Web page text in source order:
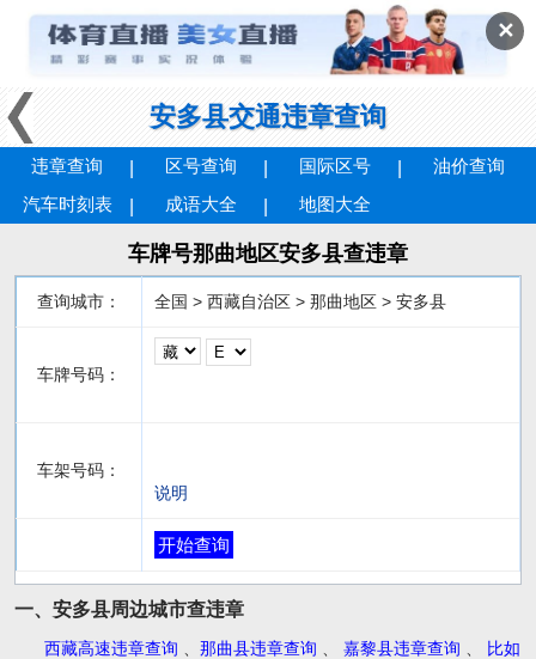
✕
安多县交通违章查询
违章查询 区号查询 国际区号
油价查询
汽车时刻表
成语大全 地图大全
车牌号那曲地区安多县查违章
查询城市： 全国 > 西藏自治区 > 那曲地区 > 安多县
车牌号码：
车架号码：
说明
开始查询
一、安多县周边城市查违章
西藏高速违章查询 那曲县违章查询 嘉黎县违章查询
比如